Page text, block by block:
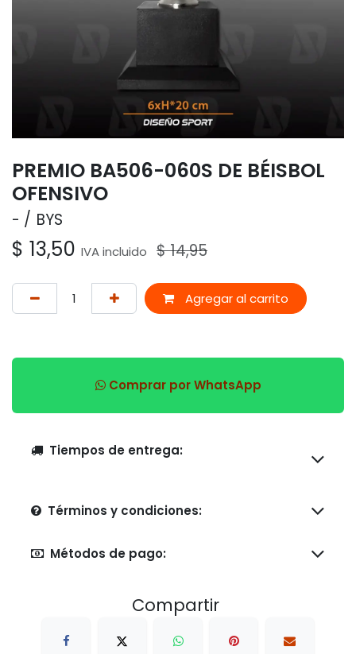
PREMIO BA506-060S DE BÉISBOL
OFENSIVO
- BYS
$ 13,50 IVA incluido $14,95
Agregar al carrito
Comprar por WhatsApp
Tiempos de entrega:
Términos y condiciones:
Métodos de pago:
Compartir